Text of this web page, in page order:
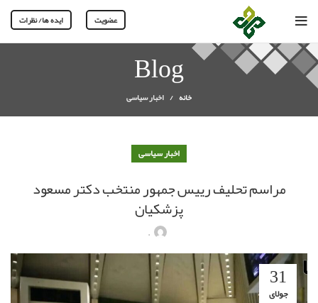
عضویت ایده ها/ نظرات
Blog
خانه اخبار سیاسی
اخبار سیاسی
مراسم تحلیف رییس جمهور منتخب دکتر مسعود
پزشکیان
.
31
جولای